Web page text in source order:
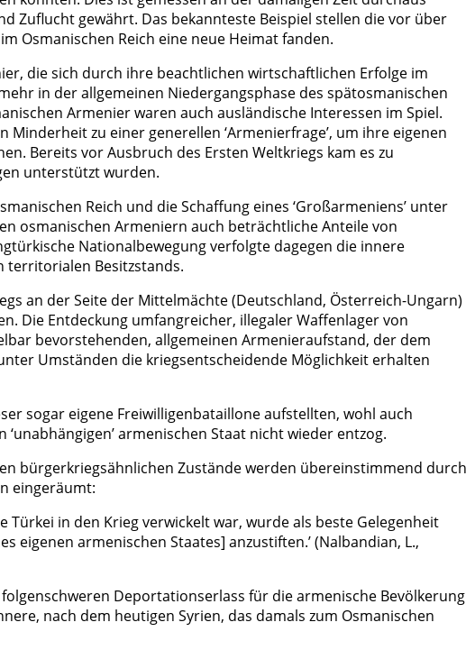
Zuflucht gewährt. Das bekannteste Beispiel stellen die vor über
Osmanischen Reich eine neue Heimat fanden.
die sich durch ihre beachtlichen wirtschaftlichen Erfolge im
in der allgemeinen Niedergangsphase des spätosmanischen
Armenier waren auch ausländische Interessen im Spiel.
zu einer generellen ‘Armenierfrage’, um ihre eigenen
Bereits vor Ausbruch des Ersten Weltkriegs kam es zu
unterstützt wurden.
Reich und die Schaffung eines ‘Großarmeniens’ unter
osmanischen Armeniern auch beträchtliche Anteile von
Nationalbewegung verfolgte dagegen die innere
territorialen Besitzstands.
an der Seite der Mittelmächte (Deutschland, Österreich-Ungarn)
Die Entdeckung umfangreicher, illegaler Waffenlager von
bevorstehenden, allgemeinen Armenieraufstand, der dem
Umständen die kriegsentscheidende Möglichkeit erhalten
sogar eigene Freiwilligenbataillone aufstellten, wohl auch
armenischen Staat nicht wieder entzog.
bürgerkriegsähnlichen Zustände werden übereinstimmend durch
eingeräumt:
in den Krieg verwickelt war, wurde als beste Gelegenheit
eigenen armenischen Staates] anzustiften.’ (Nalbandian, L.,
Deportationserlass für die armenische Bevölkerung
nach dem heutigen Syrien, das damals zum Osmanischen